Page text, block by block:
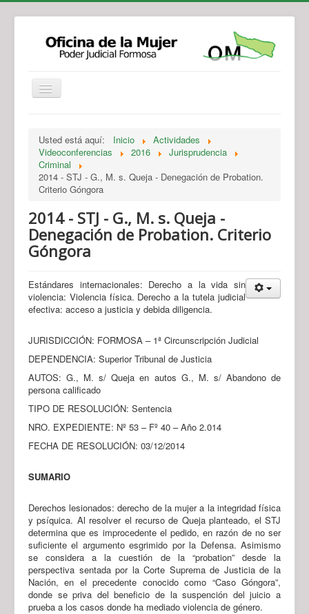
Legislación
Novedades
Recursos y Servicios de Atención
Usted está aquí: Inicio
Actividades
Videoconferencias
2016
Jurisprudencia
Criminal
2014 - STJ - G., M. s. Queja - Denegación de Probation.
Criterio Góngora
2014 - STJ - G., M. s. Queja -
Denegación de Probation. Criterio
Góngora
Estándares internacionales: Derecho a la vida sin
violencia: Violencia física. Derecho a la tutela judicial
efectiva: acceso a justicia y debida diligencia.
JURISDICCIÓN: FORMOSA – 1ª Circunscripción Judicial
DEPENDENCIA: Superior Tribunal de Justicia
AUTOS: G., M. s/ Queja en autos G., M. s/ Abandono de
persona calificado
TIPO DE RESOLUCIÓN: Sentencia
NRO. EXPEDIENTE: Nº 53 – Fº 40 – Año 2.014
FECHA DE RESOLUCIÓN: 03/12/2014
SUMARIO
Derechos lesionados: derecho de la mujer a la integridad física
y psíquica. Al resolver el recurso de Queja planteado, el STJ
determina que es improcedente el pedido, en razón de no ser
suficiente el argumento esgrimido por la Defensa. Asimismo
se considera a la cuestión de la “probation” desde la
perspectiva sentada por la Corte Suprema de Justicia de la
Nación, en el precedente conocido como “Caso Góngora”,
donde se priva del beneficio de la suspención del juicio a
prueba a los casos donde ha mediado violencia de género.